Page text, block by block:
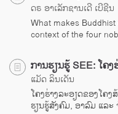
ດຣ ອາເລັກຊານເດີ ເບີຊີນ
What makes
context of the four
ການຮຽນຮູ້ SEE: ໂຄ
ແມັດ ລິນເດັນ
ໂຄງຮ່າງລະອຽດຂອງໂຄ
ຮຽນຮູ້ສັງຄົມ, ອາລົມ ແລ